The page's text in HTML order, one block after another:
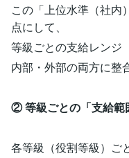
この「上位水準（社内
点にして、
等級ごとの支給レンジ
内部・外部の両方に整
② 等級ごとの「支給範
各等級（役割等級）ご